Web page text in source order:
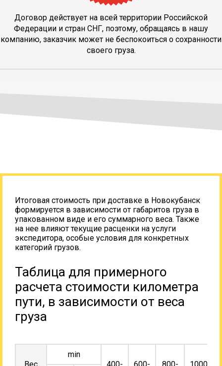
Договор действует на всей территории Российской
Федерации и стран СНГ, поэтому, обращаясь в нашу
компанию, заказчик может не беспокоиться о сохранности
своего груза.
Итоговая стоимость при доставке в Новокубанск
формируется в зависимости от габаритов груза в
упакованном виде и его суммарного веса. Также
на нее влияют текущие расценки на услуги
экспедитора, особые условия для конкретных
категорий грузов.
Таблица для примерного
расчета стоимости километра
пути, в зависимости от веса
груза
min